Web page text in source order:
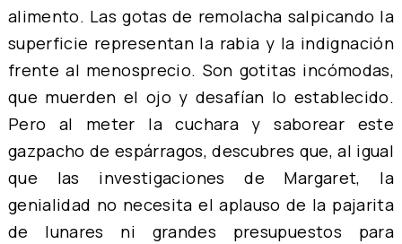
alimento. Las gotas de remolacha salpicando la
superficie representan la rabia y la indignación
frente al menosprecio. Son gotitas incómodas,
que muerden el ojo y desafían lo establecido.
Pero al meter la cuchara y saborear este
gazpacho de espárragos, descubres que, al igual
que las investigaciones de Margaret, la
genialidad no necesita el aplauso de la pajarita
de lunares ni grandes presupuestos para